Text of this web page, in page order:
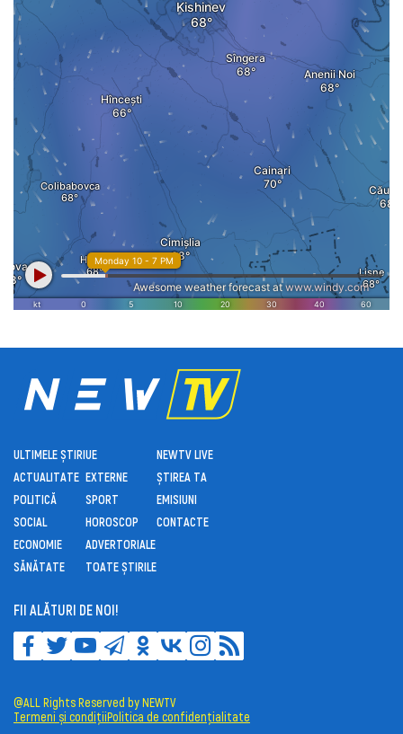
ULTIMELE ȘTIRI
ACTUALITATE
POLITICĂ
SOCIAL
ECONOMIE
SĂNĂTATE
UE
EXTERNE
SPORT
HOROSCOP
ADVERTORIALE
TOATE ȘTIRILE
NEWTV LIVE
ȘTIREA TA
EMISIUNI
CONTACTE
FII ALĂTURI DE NOI!
@ALL Rights Reserved by NEWTV
Termeni și condițiiPolitica de confidențialitate